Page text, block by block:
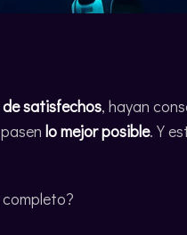
satisfechos, hayan
lo mejor posible. Y